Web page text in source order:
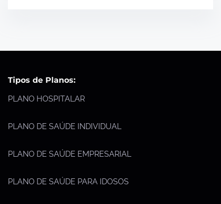
Tipos de Planos:
PLANO HOSPITALAR
PLANO DE SAÚDE INDIVIDUAL
PLANO DE SAÚDE EMPRESARIAL
PLANO DE SAÚDE PARA IDOSOS